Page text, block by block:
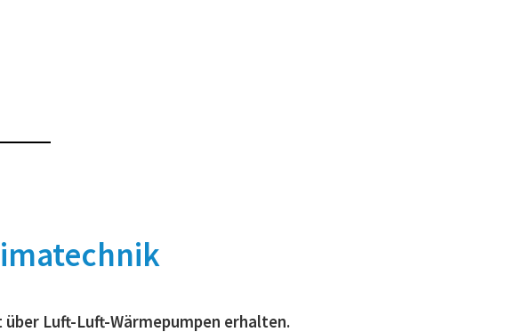
über Luft-Luft-Wärmepumpen erhalten.